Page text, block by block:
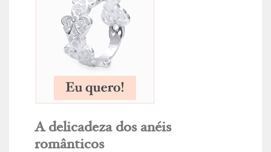
A delicadeza dos anéis
românticos